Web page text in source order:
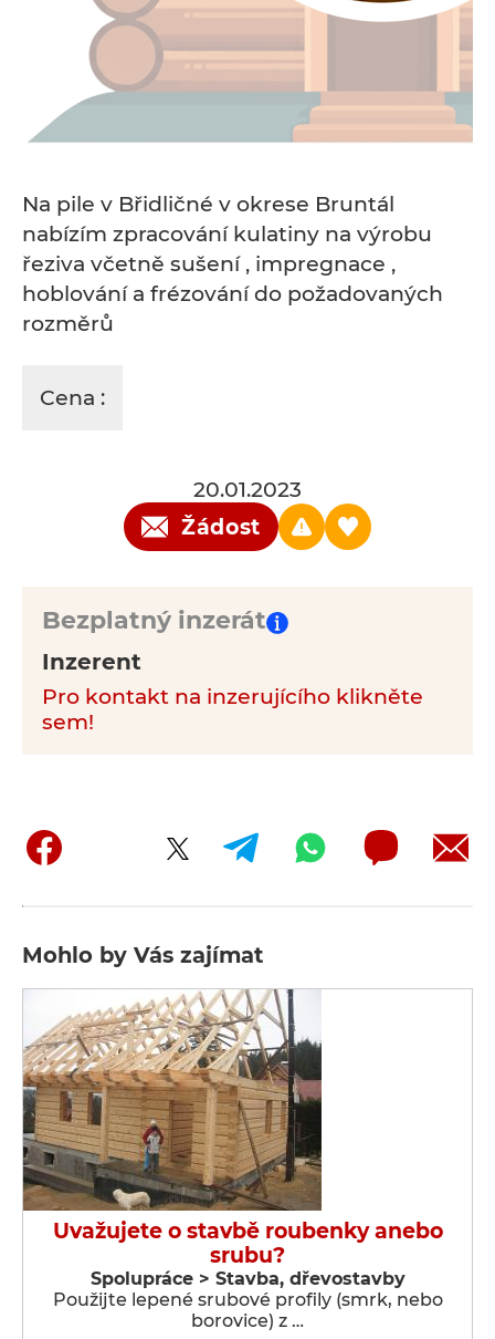
Na pile v Břidličné v okrese Bruntál
nabízím zpracování kulatiny na výrobu
řeziva včetně sušení , impregnace ,
hoblování a frézování do požadovaných
rozměrů
Cena :
20.01.2023
Žádost
Bezplatný inzerát
Inzerent
Pro kontakt na inzerujícího klikněte
sem!
Mohlo by Vás zajímat
Uvažujete o stavbě roubenky anebo
srubu?
Spolupráce > Stavba, dřevostavby
Použijte lepené srubové profily (smrk, nebo
borovice) z …